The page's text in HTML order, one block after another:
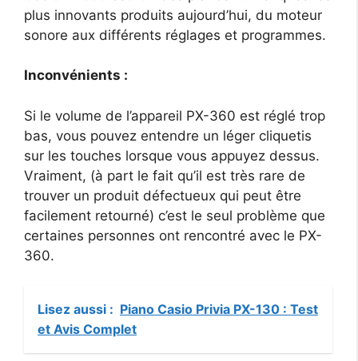
plus innovants produits aujourd’hui, du moteur
sonore aux différents réglages et programmes.
Inconvénients :
Si le volume de l’appareil PX-360 est réglé trop
bas, vous pouvez entendre un léger cliquetis
sur les touches lorsque vous appuyez dessus.
Vraiment, (à part le fait qu’il est très rare de
trouver un produit défectueux qui peut être
facilement retourné) c’est le seul problème que
certaines personnes ont rencontré avec le PX-
360.
Lisez aussi : Piano Casio Privia PX-130 : Test
et Avis Complet